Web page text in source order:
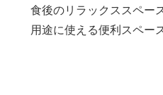
食後のリラックススペー
用途に使える便利スペー